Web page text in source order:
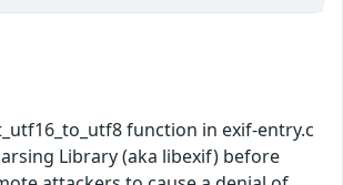
function in exif-entry.c
Library (aka libexif) before